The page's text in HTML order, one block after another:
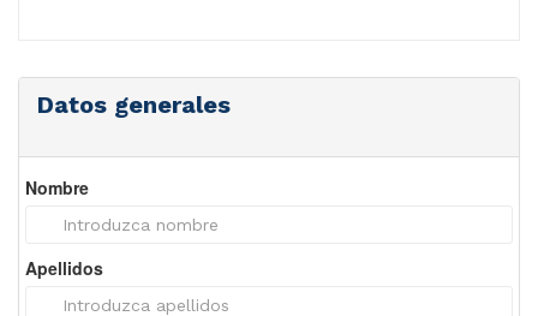
Datos generales
Nombre
Apellidos